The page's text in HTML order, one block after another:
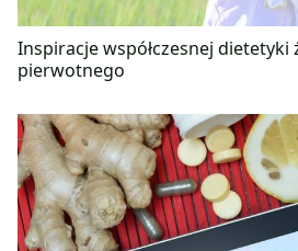
Inspiracje współczesnej dietetyki
pierwotnego